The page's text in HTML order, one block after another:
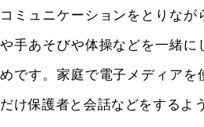
コミュニケーションをとりなが
や手あそびや体操などを一緒に
めです。家庭で電子メディアを
だけ保護者と会話などをするよ